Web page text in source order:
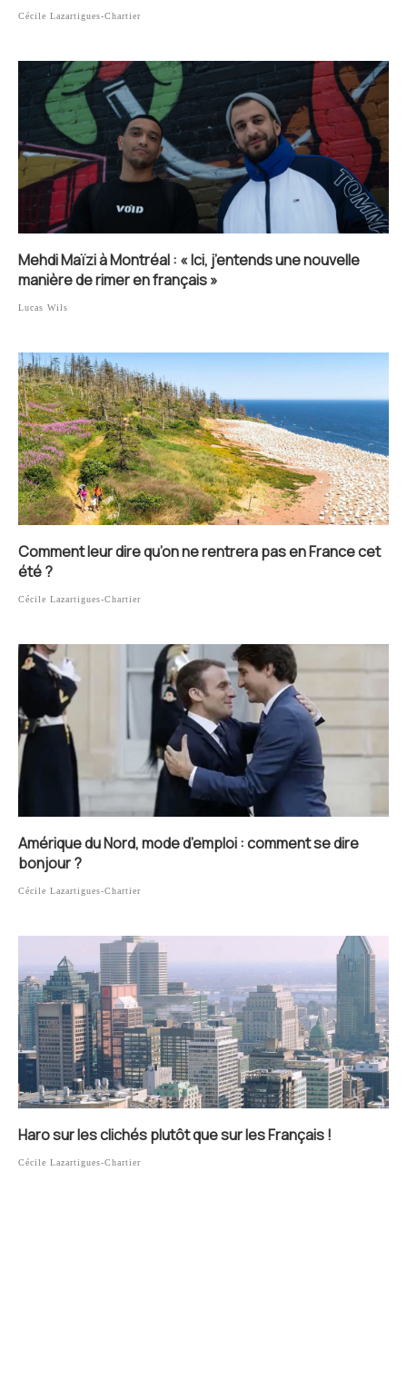
Cécile Lazartigues-Chartier
Mehdi Maïzi à Montréal : « Ici, j’entends une nouvelle
manière de rimer en français »
Lucas Wils
Comment leur dire qu’on ne rentrera pas en France cet
été ?
Cécile Lazartigues-Chartier
Amérique du Nord, mode d’emploi : comment se dire
bonjour ?
Cécile Lazartigues-Chartier
Haro sur les clichés plutôt que sur les Français !
Cécile Lazartigues-Chartier